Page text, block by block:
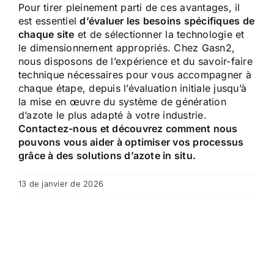
Pour tirer pleinement parti de ces avantages, il
est essentield’évaluer les besoins spécifiques de
chaque site et de sélectionner la technologie et
le dimensionnement appropriés. Chez Gasn2,
nous disposons de l’expérience et du savoir-faire
technique nécessaires pour vous accompagner à
chaque étape, depuis l’évaluation initiale jusqu’à
la mise en œuvre du système de génération
d’azote le plus adapté à votre industrie.
Contactez-nous et découvrez comment nous
pouvons vous aider à optimiser vos processus
grâce à des solutions d’azote in situ.
13 de janvier de 2026